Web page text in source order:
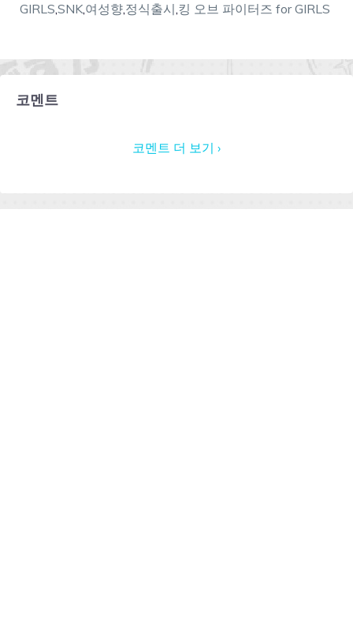
GIRLS,SNK,여성향,정식출시,킹 오브 파이터즈 for GIRLS
코멘트
코멘트 더 보기 ›